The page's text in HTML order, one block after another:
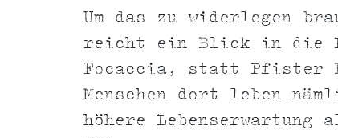
Um das zu widerlegen
reicht ein Blick in die
Focaccia, statt Pfister
Menschen dort leben
höhere Lebenserwartung